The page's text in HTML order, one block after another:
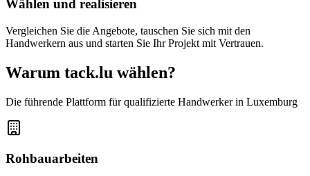
Wählen und realisieren
Vergleichen Sie die Angebote, tauschen Sie sich mit den
Handwerkern aus und starten Sie Ihr Projekt mit Vertrauen.
Warum tack.lu wählen?
Die führende Plattform für qualifizierte Handwerker in Luxemburg
Rohbauarbeiten